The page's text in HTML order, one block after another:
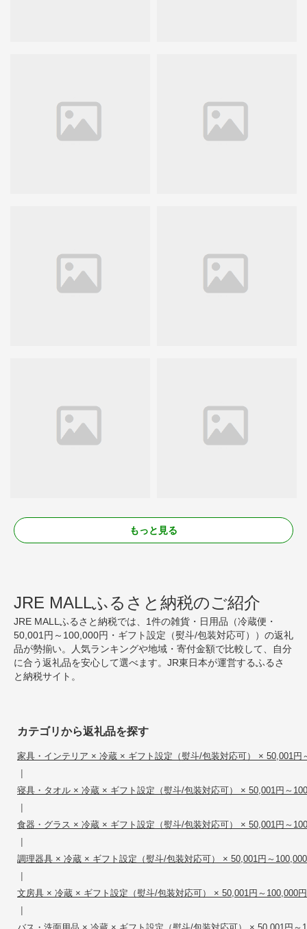
もっと見る
JRE MALLふるさと納税のご紹介
JRE MALLふるさと納税では、1件の雑貨・日用品（冷蔵便・
50,001円～100,000円・ギフト設定（熨斗/包装対応可））の返礼
品が勢揃い。人気ランキングや地域・寄付金額で比較して、自分
に合う返礼品を安心して選べます。JR東日本が運営するふるさ
と納税サイト。
カテゴリから返礼品を探す
家具・インテリア × 冷蔵 × ギフト設定（熨斗/包装対応可） × 50,001円
|
寝具・タオル × 冷蔵 × ギフト設定（熨斗/包装対応可） × 50,001円～
|
食器・グラス × 冷蔵 × ギフト設定（熨斗/包装対応可） × 50,001円～
|
調理器具 × 冷蔵 × ギフト設定（熨斗/包装対応可） × 50,001円～
|
文房具 × 冷蔵 × ギフト設定（熨斗/包装対応可） × 50,001円～100,000円
|